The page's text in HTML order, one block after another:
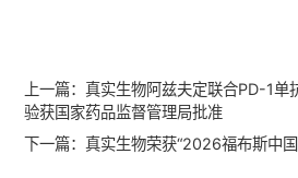
上一篇：真实生物阿兹夫定联合PD-1单
验获国家药品监督管理局批准
下一篇：真实生物荣获“2026福布斯中